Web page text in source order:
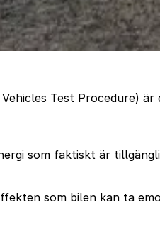
Test Procedure)
som faktiskt är
som bilen kan ta